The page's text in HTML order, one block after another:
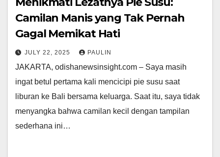
Camilan Manis yang Tak Pernah
Gagal Memikat Hati
JULY 22, 2025 PAULIN
JAKARTA, odishanewsinsight.com – Saya masih
ingat betul pertama kali mencicipi pie susu saat
liburan ke Bali bersama keluarga. Saat itu, saya tidak
menyangka bahwa camilan kecil dengan tampilan
sederhana ini…